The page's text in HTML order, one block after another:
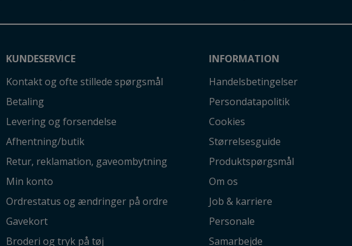
KUNDESERVICE
Kontakt og ofte stillede spørgsmål
Betaling
Levering og forsendelse
Afhentning/butik
Retur, reklamation, gaveombytning
Min konto
Ordrestatus og ændringer på ordre
Gavekort
Broderi og tryk på tøj
INFORMATION
Handelsbetingelser
Persondatapolitik
Cookies
Størrelsesguide
Produktspørgsmål
Om os
Job & karriere
Personale
Samarbejde